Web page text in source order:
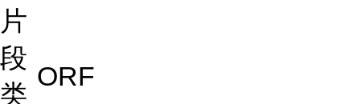
片
段
类
ORF